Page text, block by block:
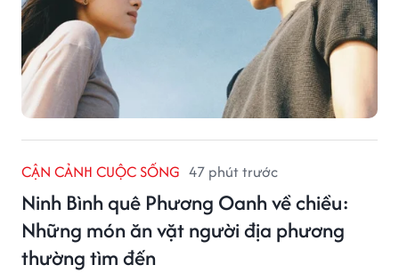
CẬN CẢNH CUỘC SỐNG 47 phút trước
Ninh Bình quê Phương Oanh về chiều:
Những món ăn vặt người địa phương
thường tìm đến